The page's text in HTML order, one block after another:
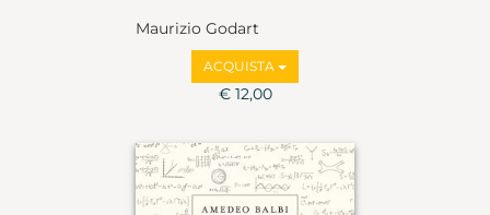
Maurizio Godart
ACQUISTA
€ 12,00